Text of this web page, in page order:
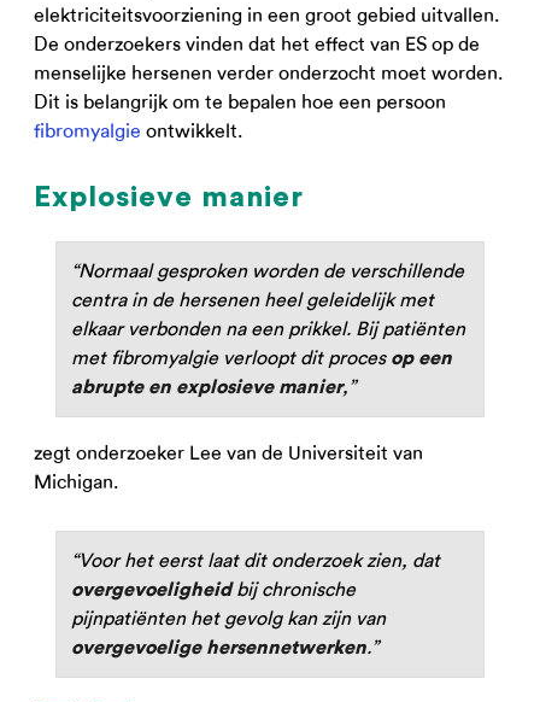
elektriciteitsvoorziening in een groot gebied uitvallen.
De onderzoekers vinden dat het effect van ES op de
menselijke hersenen verder onderzocht moet worden.
Dit is belangrijk om te bepalen hoe een persoon
fibromyalgie ontwikkelt.
Explosieve manier
“Normaal gesproken worden de verschillende
centra in de hersenen heel geleidelijk met
elkaar verbonden na een prikkel. Bij patiënten
met fibromyalgie verloopt dit proces op een
abrupte en explosieve manier,”
zegt onderzoeker Lee van de Universiteit van
Michigan.
“Voor het eerst laat dit onderzoek zien, dat
overgevoeligheidbij chronische
pijnpatiënten het gevolg kan zijn van
overgevoelige hersennetwerken.”